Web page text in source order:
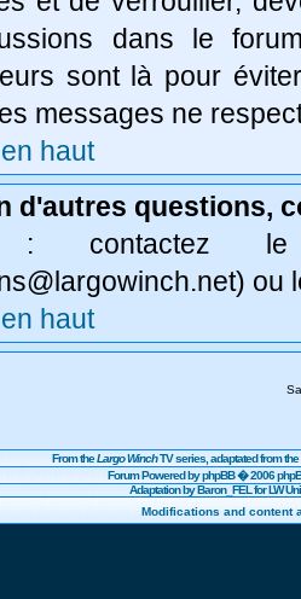
dans le
sont là pour
messages ne
haut
d'autres questions,
: contactez
) ou
haut
From theLargo WinchTV series, adaptated from
Forum Powered byphpBB� 2006
Adaptation by Baron_FEL for LW
Modifications and content